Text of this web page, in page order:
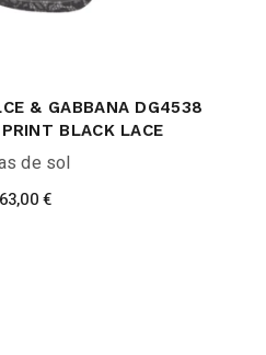
& GABBANA DG4538
BLACK LACE
de sol
€